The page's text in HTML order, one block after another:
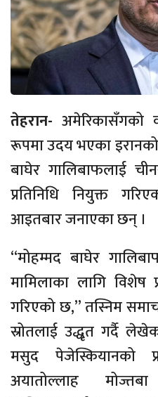
तेहरान- अमेरिकासँगको
रूपमा उदय भएका
बाघेर गालिबाफलाई
प्रतिनिधि नियुक्त
आइतबार जनाएका छन् ।
“मोहम्मद बाघेर
मामिलाका लागि विशेष
गरिएको छ,” तस्निम
स्रोतलाई उद्धृत गर्दै
मसुद पेजेस्कियानको
अयातोल्लाह